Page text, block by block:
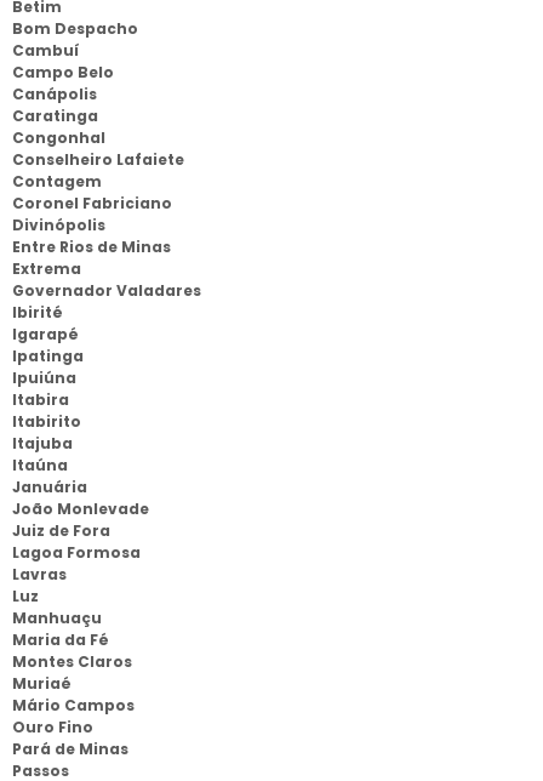
Betim
Bom Despacho
Cambuí
Campo Belo
Canápolis
Caratinga
Congonhal
Conselheiro Lafaiete
Contagem
Coronel Fabriciano
Divinópolis
Entre Rios de Minas
Extrema
Governador Valadares
Ibirité
Igarapé
Ipatinga
Ipuiúna
Itabira
Itabirito
Itajuba
Itaúna
Januária
João Monlevade
Juiz de Fora
Lagoa Formosa
Lavras
Luz
Manhuaçu
Maria da Fé
Montes Claros
Muriaé
Mário Campos
Ouro Fino
Pará de Minas
Passos